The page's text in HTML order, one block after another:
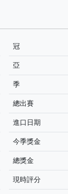
連連幸運（
冠
亞
季
總出賽
進口日期
今季獎金
總獎金
現時評分